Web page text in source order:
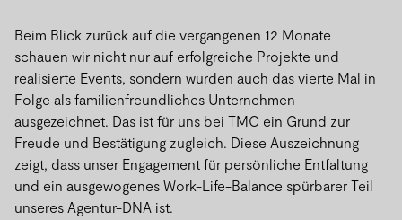
Beim Blick zurück auf die vergangenen 12 Monate
schauen wir nicht nur auf erfolgreiche Projekte und
realisierte Events, sondern wurden auch das vierte Mal in
Folge als familienfreundliches Unternehmen
ausgezeichnet. Das ist für uns bei TMC ein Grund zur
Freude und Bestätigung zugleich. Diese Auszeichnung
zeigt, dass unser Engagement für persönliche Entfaltung
und ein ausgewogenes Work-Life-Balance spürbarer Teil
unseres Agentur-DNA ist.